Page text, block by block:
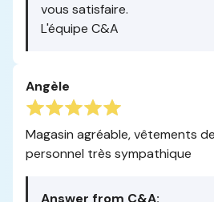
vous satisfaire.
L'équipe C&A
Angèle
Magasin agréable, vêtements
personnel très sympathique
Answer from C&A: